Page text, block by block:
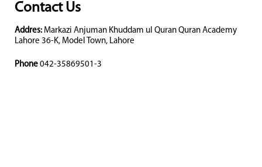
Contact Us
Addres: Markazi Anjuman Khuddam ul Quran Quran Academy
Lahore 36-K, Model Town, Lahore
Phone 042-35869501-3